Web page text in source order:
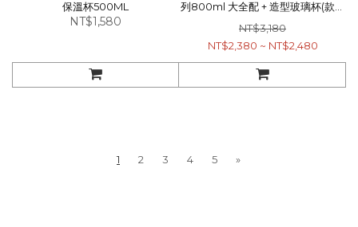
保溫杯500ML
NT$1,580
列800ml 大全配 + 造型玻璃杯(款式
隨機) 1入
NT$3,180
NT$2,380 ~ NT$2,480
1 2 3 4 5 »